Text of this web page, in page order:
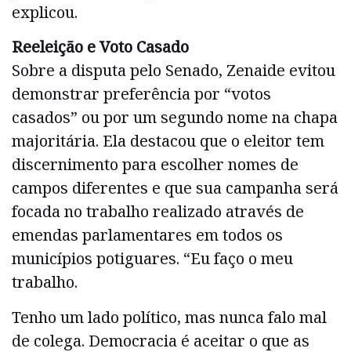
explicou.
Reeleição e Voto Casado
Sobre a disputa pelo Senado, Zenaide evitou
demonstrar preferência por “votos
casados” ou por um segundo nome na chapa
majoritária. Ela destacou que o eleitor tem
discernimento para escolher nomes de
campos diferentes e que sua campanha será
focada no trabalho realizado através de
emendas parlamentares em todos os
municípios potiguares. “Eu faço o meu
trabalho.
Tenho um lado político, mas nunca falo mal
de colega. Democracia é aceitar o que as